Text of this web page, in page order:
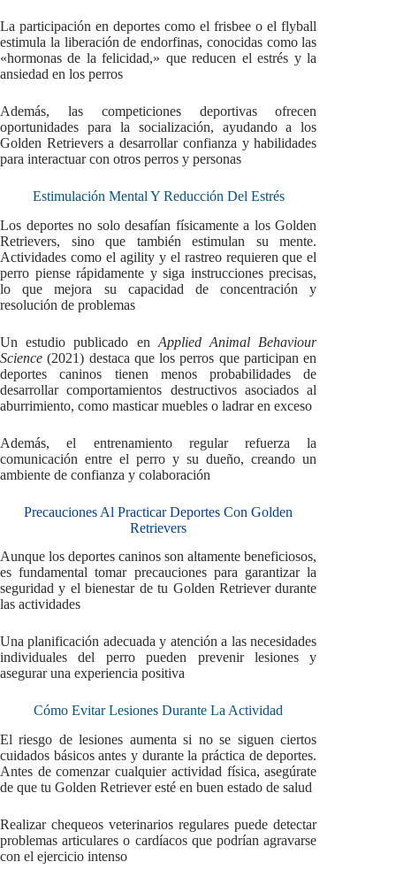
La participación en deportes como el frisbee o el flyball
estimula la liberación de endorfinas, conocidas como las
«hormonas de la felicidad,» que reducen el estrés y la
ansiedad en los perros
Además, las competiciones deportivas ofrecen
oportunidades para la socialización, ayudando a los
Golden Retrievers a desarrollar confianza y habilidades
para interactuar con otros perros y personas
Estimulación Mental Y Reducción Del Estrés
Los deportes no solo desafían físicamente a los Golden
Retrievers, sino que también estimulan su mente.
Actividades como el agility y el rastreo requieren que el
perro piense rápidamente y siga instrucciones precisas,
lo que mejora su capacidad de concentración y
resolución de problemas
Un estudio publicado en Applied Animal Behaviour
Science (2021) destaca que los perros que participan en
deportes caninos tienen menos probabilidades de
desarrollar comportamientos destructivos asociados al
aburrimiento, como masticar muebles o ladrar en exceso
Además, el entrenamiento regular refuerza la
comunicación entre el perro y su dueño, creando un
ambiente de confianza y colaboración
Precauciones Al Practicar Deportes Con Golden
Retrievers
Aunque los deportes caninos son altamente beneficiosos,
es fundamental tomar precauciones para garantizar la
seguridad y el bienestar de tu Golden Retriever durante
las actividades
Una planificación adecuada y atención a las necesidades
individuales del perro pueden prevenir lesiones y
asegurar una experiencia positiva
Cómo Evitar Lesiones Durante La Actividad
El riesgo de lesiones aumenta si no se siguen ciertos
cuidados básicos antes y durante la práctica de deportes.
Antes de comenzar cualquier actividad física, asegúrate
de que tu Golden Retriever esté en buen estado de salud
Realizar chequeos veterinarios regulares puede detectar
problemas articulares o cardíacos que podrían agravarse
con el ejercicio intenso